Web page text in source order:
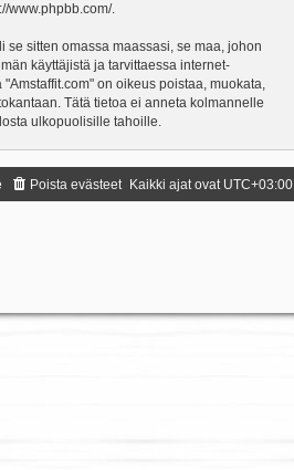
www.phpbb.com/.
sitten omassa maassasi, se maa, johon
käyttäjistä ja tarvittaessa internet-
on oikeus poistaa, muokata,
Tätä tietoa ei anneta kolmannelle
ulkopuolisille tahoille.
Kaikki ajat ovat UTC+03:00
Poista evästeet